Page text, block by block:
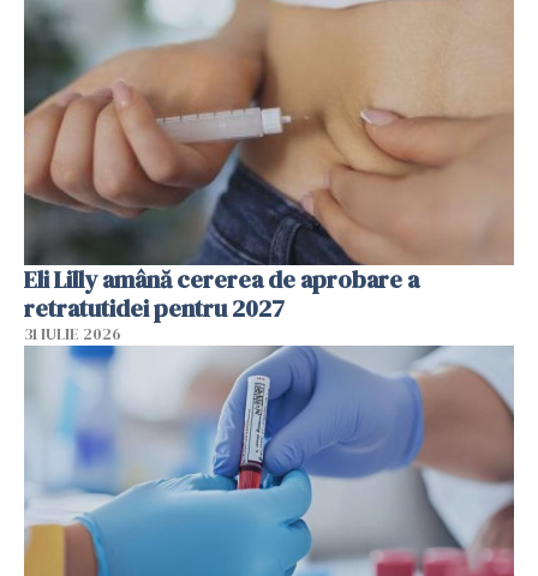
Eli Lilly amână cererea de aprobare a
retratutidei pentru 2027
31 IULIE 2026